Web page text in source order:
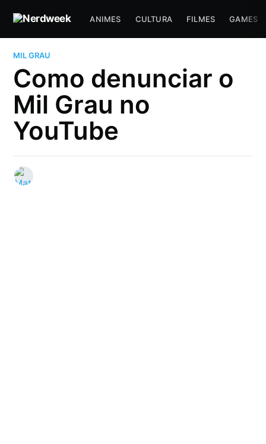
ANIMES CULTURA FILMES GAMES
MIL GRAU
Como denunciar o
Mil Grau no
YouTube